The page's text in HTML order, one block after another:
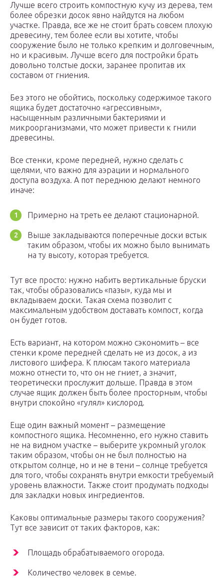
Лучше всего строить компостную кучу из дерева, тем
более обрезки досок явно найдутся на любом
участке. Правда, все же не стоит брать совсем плохую
древесину, тем более если вы хотите, чтобы
сооружение было не только крепким и долговечным,
но и красивым. Лучше всего для постройки брать
довольно толстые доски, заранее пропитав их
составом от гниения.
Без этого не обойтись, поскольку содержимое такого
ящика будет достаточно «агрессивным»,
насыщенным различными бактериями и
микроорганизмами, что может привести к гнили
древесины.
Все стенки, кроме передней, нужно сделать с
щелями, что важно для аэрации и нормального
доступа воздуха. А пот переднюю делают немного
иначе:
Примерно на треть ее делают стационарной.
Выше закладываются поперечные доски встык
таким образом, чтобы их можно было вынимать
на ту высоту, которая требуется.
Тут все просто: нужно набить вертикальные бруски
так, чтобы образовались «пазы», куда мы и
вкладываем доски. Такая схема позволит с
максимальным удобством доставать компост, когда
он будет готов.
Есть вариант, на котором можно сэкономить – все
стенки кроме передней сделать не из досок, а из
листового шифера. К плюсам такого материала
можно отнести то, что он не гниет, а значит,
теоретически прослужит дольше. Правда в этом
случае ящик должен быть более просторным, чтобы
внутри спокойно «гулял» кислород.
Еще один важный момент – размещение
компостного ящика. Несомненно, его нужно ставить
не на видном участке – выберите укромный уголок
таким образом, чтобы он не был полностью на
открытом солнце, но и не в тени – солнце требуется
для того, чтобы сохранять внутри емкости требуемый
уровень влажности. Также стоит продумать подходы
для закладки новых ингредиентов.
Каковы оптимальные размеры такого сооружения?
Тут все зависит от таких факторов, как:
Площадь обрабатываемого огорода.
Количество человек в семье.